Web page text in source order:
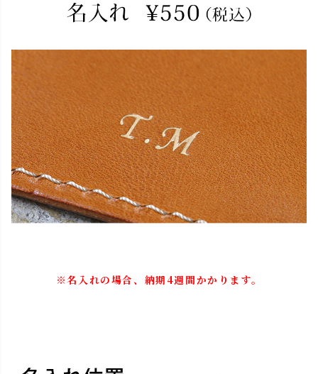
※名入れの場合、納期4週間かかります。